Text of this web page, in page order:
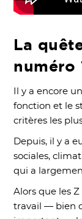
La
numéro
Il y a encore
fonction et le
critères les
Depuis, il y a
sociales,
qui a
Alors que les
travail — bien